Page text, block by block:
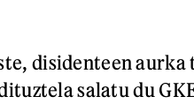
disidenteen
salatu du